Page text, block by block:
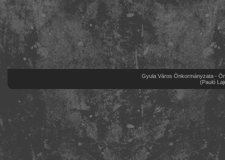
Gyula Város Önkormányzata -
(Pauló